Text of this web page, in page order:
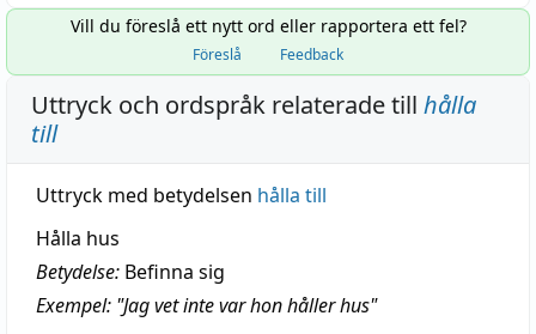
Vill du föreslå ett nytt ord eller rapportera ett fel?
Föreslå Feedback
Uttryck och ordspråk relaterade till hålla
till
Uttryck med betydelsen hålla till
Hålla hus
Betydelse: Befinna sig
Exempel: "Jag vet inte var hon håller hus"